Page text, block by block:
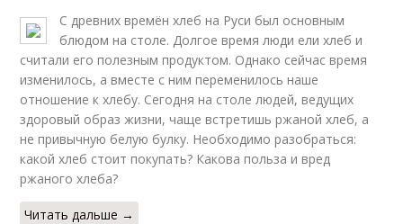
С древних времён хлеб на Руси был основным
блюдом на столе. Долгое время люди ели хлеб и
считали его полезным продуктом. Однако сейчас время
изменилось, а вместе с ним переменилось наше
отношение к хлебу. Сегодня на столе людей, ведущих
здоровый образ жизни, чаще встретишь ржаной хлеб, а
не привычную белую булку. Необходимо разобраться:
какой хлеб стоит покупать? Какова польза и вред
ржаного хлеба?
Читать дальше →